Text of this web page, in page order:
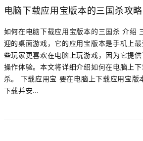
电脑下载应用宝版本的三国杀攻略
如何在电脑下载应用宝版本的三国杀 介绍
迎的桌面游戏，它的应用宝版本是手机上
些玩家更喜欢在电脑上玩游戏，因为它提
操作体验。本文将详细介绍如何在电脑上
杀。 下载应用宝 要在电脑上下载应用宝版
下载并安...